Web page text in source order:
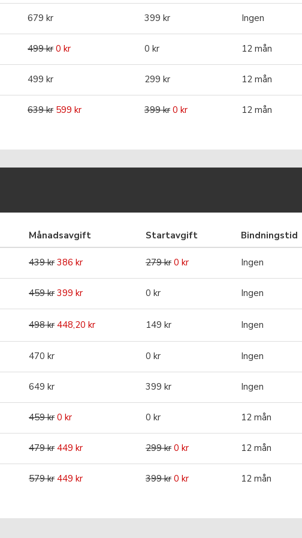
679 kr 399 kr Ingen
499 kr 0 kr 0 kr 12 mån
499 kr 299 kr 12 mån
639 kr 599 kr 399 kr 0 kr 12 mån
Månadsavgift Startavgift Bindningstid
439 kr 386 kr 279 kr 0 kr Ingen
459 kr 399 kr 0 kr Ingen
498 kr 448,20 kr 149 kr Ingen
470 kr 0 kr Ingen
649 kr 399 kr Ingen
459 kr 0 kr 0 kr 12 mån
479 kr 449 kr 299 kr 0 kr 12 mån
579 kr 449 kr 399 kr 0 kr 12 mån